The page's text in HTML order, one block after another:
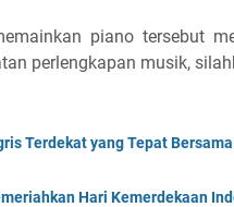
piano tersebut
perlengkapan musik,
Terdekat yang Tepat Bersama
Hari Kemerdekaan